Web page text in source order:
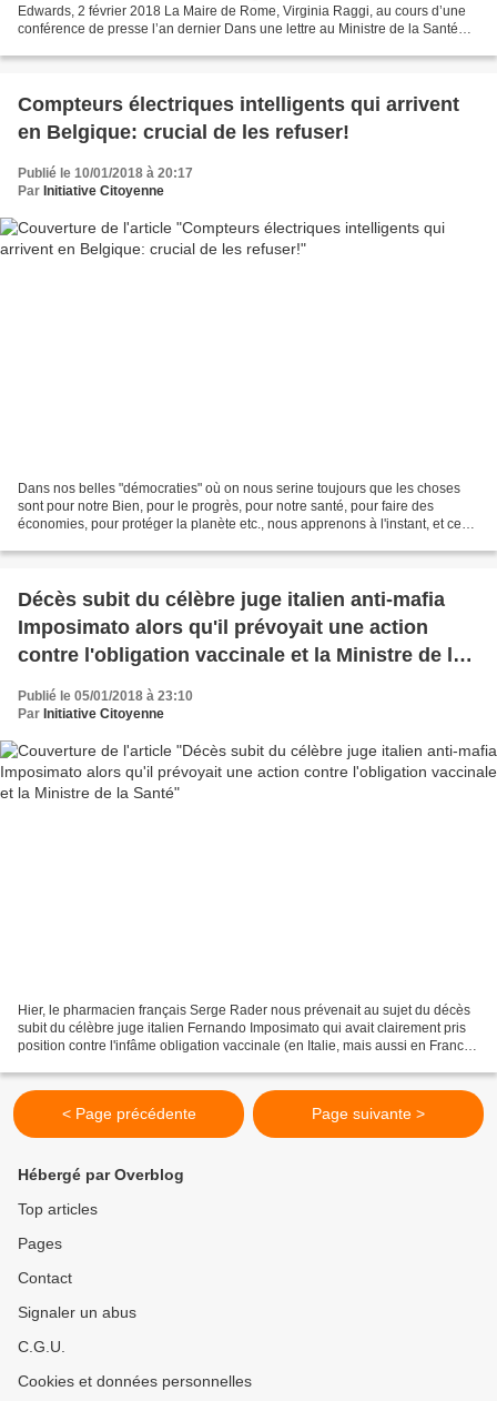
Edwards, 2 février 2018 La Maire de Rome, Virginia Raggi, au cours d’une
conférence de presse l’an dernier Dans une lettre au Ministre de la Santé
Compteurs électriques intelligents qui arrivent
en Belgique: crucial de les refuser!
Publié le 10/01/2018 à 20:17
Par Initiative Citoyenne
Dans nos belles "démocraties" où on nous serine toujours que les choses
sont pour notre Bien, pour le progrès, pour notre santé, pour faire des
économies, pour protéger la planète etc., nous apprenons à l'instant, et ce
Décès subit du célèbre juge italien anti-mafia
Imposimato alors qu'il prévoyait une action
contre l'obligation vaccinale et la Ministre de la
Publié le 05/01/2018 à 23:10
Par Initiative Citoyenne
Hier, le pharmacien français Serge Rader nous prévenait au sujet du décès
subit du célèbre juge italien Fernando Imposimato qui avait clairement pris
position contre l'infâme obligation vaccinale (en Italie, mais aussi en France
< Page précédente Page suivante >
Hébergé par Overblog
Top articles
Pages
Contact
Signaler un abus
C.G.U.
Cookies et données personnelles